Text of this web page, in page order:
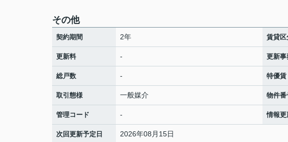
その他
契約期間 2年 賃貸区
更新料 - 更新事
総戸数 - 特優賃
取引態様 一般媒介 物件番
管理コード - 情報更
次回更新予定日 2026年08月15日